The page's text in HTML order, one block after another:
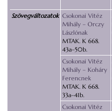
Szövegváltozatok Csokonai Vitéz
Mihály – Orczy
Lászlónak
MTAK. K 668.
43a–50b.
Csokonai Vitéz
Mihály – Koháry
Ferencnek
MTAK. K 668.
33a–41b.
Csokonai Vitéz